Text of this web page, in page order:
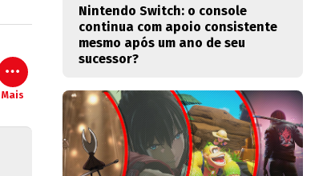
Mais
Nintendo Switch: o console
continua com apoio consistente
mesmo após um ano de seu
sucessor?